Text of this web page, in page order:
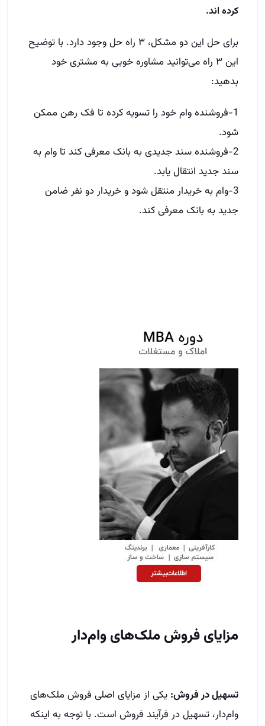
کرده اند.
برای حل این دو مشکل، ۳ راه حل وجود دارد. با توضیح
این ۳ راه می‌توانید مشاوره خوبی به مشتری خود
بدهید:
1-فروشنده وام خود را تسویه کرده تا فک رهن ممکن
شود.
2-فروشنده سند جدیدی به بانک معرفی کند تا وام به
سند جدید انتقال یابد.
3-وام به خریدار منتقل شود و خریدار دو نفر ضامن
جدید به بانک معرفی کند.
مزایای فروش ملک‌های وام‌دار
تسهیل در فروش: یکی از مزایای اصلی فروش ملک‌های
وام‌دار، تسهیل در فرآیند فروش است. با توجه به اینکه